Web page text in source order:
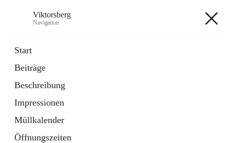
Viktorsberg
Navigation
Start
Beiträge
Beschreibung
Impressionen
Müllkalender
Öffnungszeiten
1 Schnellzugriff
Bürgerservice
10 Schnellzugriffe